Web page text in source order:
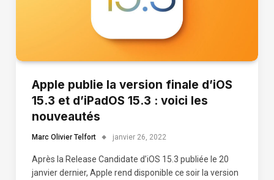
Apple publie la version finale d’iOS
15.3 et d’iPadOS 15.3 : voici les
nouveautés
Marc Olivier Telfort janvier 26, 2022
Après la Release Candidate d’iOS 15.3 publiée le 20
janvier dernier, Apple rend disponible ce soir la version